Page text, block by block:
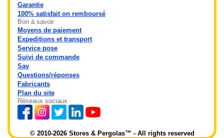
Garantie
100% satisfait on remboursé
Bon à savoir
Moyens de paiement
Expeditions et transport
Service pose
Suivi de commande
Sav
Questions/réponses
Fabricants
Plan du site
Réseaux sociaux
© 2010-2026 Stores & Pergolas™ - All rights reserved